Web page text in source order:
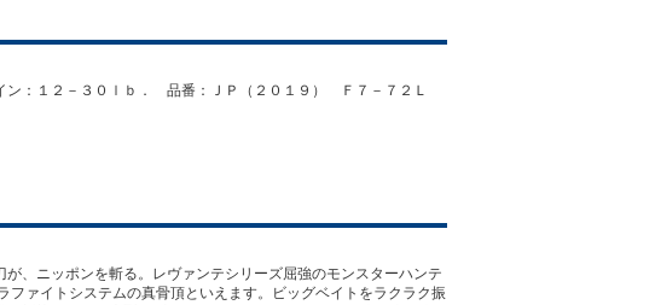
：１２－３０ｌｂ． 品番：ＪＰ（２０１９） Ｆ７－７２Ｌ
、ニッポンを斬る。レヴァンテシリーズ屈強のモンスターハンテ
ァイトシステムの真骨頂といえます。ビッグベイトをラクラク振